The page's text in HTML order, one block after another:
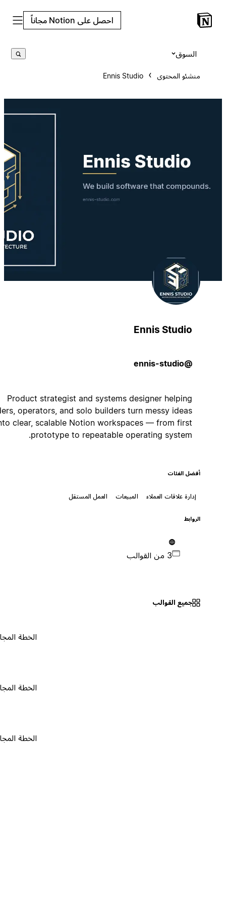
احصل على Notion مجاناً
منشئو المحتوى Ennis Studio
Ennis Studio
Product strategist and systems designer helping
founders, operators, and solo builders turn messy ideas
into clear, scalable Notion workspaces — from first
prototype to repeatable operating system.
أفضل الفئات
إدارة علاقات العملاء المبيعات العمل المستقل
جميع القوالب
الخطة المجانية ٠
الخطة المجانية ٠
الخطة المجانية ٠